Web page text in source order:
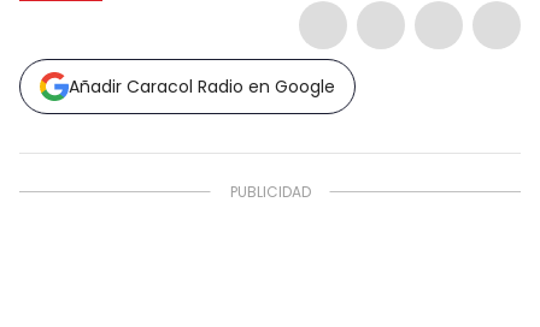
Añadir Caracol Radio en Google